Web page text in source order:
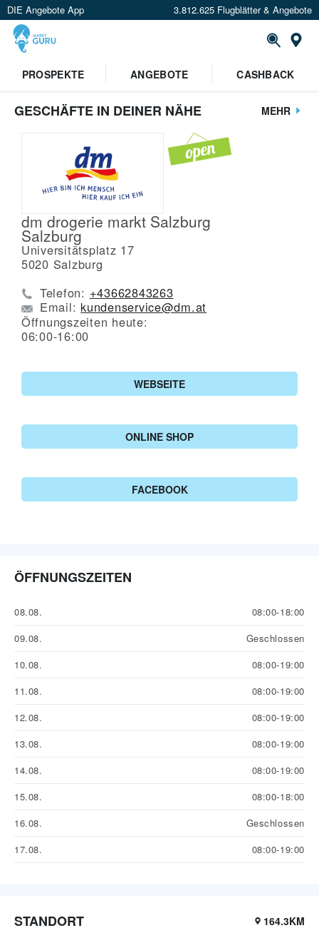
DIE Angebote App 3.812.625 Flugblätter & Angebote
PROSPEKTE
ANGEBOTE CASHBACK
GESCHÄFTE IN DEINER NÄHE MEHR
dm drogerie markt Salzburg
Salzburg
Universitätsplatz 17
5020 Salzburg
Telefon: +43662843263
Email: kundenservice@dm.at
Öffnungszeiten heute:
06:00-16:00
WEBSEITE
ONLINE SHOP
FACEBOOK
ÖFFNUNGSZEITEN
08.08.
08:00-18:00
09.08.
Geschlossen
10.08.
08:00-19:00
11.08.
08:00-19:00
12.08.
08:00-19:00
13.08.
08:00-19:00
14.08.
08:00-19:00
15.08.
08:00-18:00
16.08.
Geschlossen
17.08.
08:00-19:00
STANDORT 164.3KM